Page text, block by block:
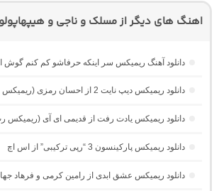
اهنگ های دیگر از مسلک و ناجی و
دانلود آهنگ ریمیکس سر اینکه حرفاشو کم کنم
دانلود ریمیکس دیپ نایت 2 از احسان رمزی (ریمیکس طولانی غمگین)
دانلود ریمیکس یادت رفت از قدیمی ای آی (ریمیکس
دانلود ریمیکس پارکینسون 3 “رپی ترکیبی” از اس اچ
دانلود ریمیکس عشق ابدی از رامین کرمی و فرهاد